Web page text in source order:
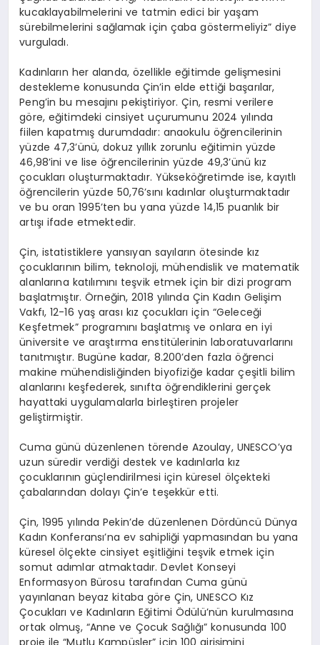
kucaklayabilmelerini ve tatmin edici bir yaşam
sürebilmelerini sağlamak için çaba göstermeliyiz” diye
vurguladı.
Kadınların her alanda, özellikle eğitimde gelişmesini
destekleme konusunda Çin’in elde ettiği başarılar,
Peng’in bu mesajını pekiştiriyor. Çin, resmi verilere
göre, eğitimdeki cinsiyet uçurumunu 2024 yılında
fiilen kapatmış durumdadır: anaokulu öğrencilerinin
yüzde 47,3’ünü, dokuz yıllık zorunlu eğitimin yüzde
46,98’ini ve lise öğrencilerinin yüzde 49,3’ünü kız
çocukları oluşturmaktadır. Yükseköğretimde ise, kayıtlı
öğrencilerin yüzde 50,76’sını kadınlar oluşturmaktadır
ve bu oran 1995’ten bu yana yüzde 14,15 puanlık bir
artışı ifade etmektedir.
Çin, istatistiklere yansıyan sayıların ötesinde kız
çocuklarının bilim, teknoloji, mühendislik ve matematik
alanlarına katılımını teşvik etmek için bir dizi program
başlatmıştır. Örneğin, 2018 yılında Çin Kadın Gelişim
Vakfı, 12-16 yaş arası kız çocukları için “Geleceği
Keşfetmek” programını başlatmış ve onlara en iyi
üniversite ve araştırma enstitülerinin laboratuvarlarını
tanıtmıştır. Bugüne kadar, 8.200’den fazla öğrenci
makine mühendisliğinden biyofiziğe kadar çeşitli bilim
alanlarını keşfederek, sınıfta öğrendiklerini gerçek
hayattaki uygulamalarla birleştiren projeler
geliştirmiştir.
Cuma günü düzenlenen törende Azoulay, UNESCO’ya
uzun süredir verdiği destek ve kadınlarla kız
çocuklarının güçlendirilmesi için küresel ölçekteki
çabalarından dolayı Çin’e teşekkür etti.
Çin, 1995 yılında Pekin’de düzenlenen Dördüncü Dünya
Kadın Konferansı’na ev sahipliği yapmasından bu yana
küresel ölçekte cinsiyet eşitliğini teşvik etmek için
somut adımlar atmaktadır. Devlet Konseyi
Enformasyon Bürosu tarafından Cuma günü
yayınlanan beyaz kitaba göre Çin, UNESCO Kız
Çocukları ve Kadınların Eğitimi Ödülü’nün kurulmasına
ortak olmuş, “Anne ve Çocuk Sağlığı” konusunda 100